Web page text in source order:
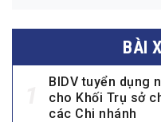
BÀI
BIDV tuyển dụng
cho Khối Trụ sở
các Chi nhánh